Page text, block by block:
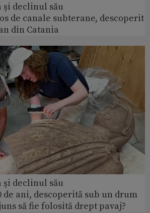
şi declinul său
de canale subterane, descoperit
din Catania
şi declinul său
de ani, descoperită sub un drum
să fie folosită drept pavaj?